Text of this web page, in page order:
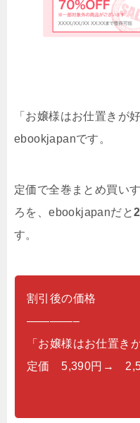
「お嬢様はお仕置きが
ebookjapanです。
定価で全巻まとめ買い
ろを、ebookjapanだと
す。
割引後の価格
————–
「お嬢様はお仕置き
定価 5,390円→